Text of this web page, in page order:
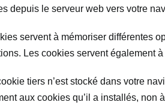
depuis le serveur web vers votre
servent à mémoriser différentes
Les cookies servent également
tiers n’est stocké dans votre
aux cookies qu’il a installés, non